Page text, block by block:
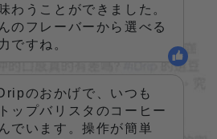
わうことができました。
のフレーバーから選べる
ですね。
のおかげで、いつも
ップバリスタのコーヒー
でいます。操作が簡単